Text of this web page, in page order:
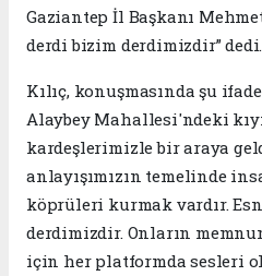
Gaziantep İl Başkanı Mehmet
derdi bizim derdimizdir” dedi.
Kılıç, konuşmasında şu
Alaybey Mahallesi'ndeki
kardeşlerimizle bir araya
anlayışımızın temelinde
köprüleri kurmak vardır.
derdimizdir. Onların
için her platformda sesleri